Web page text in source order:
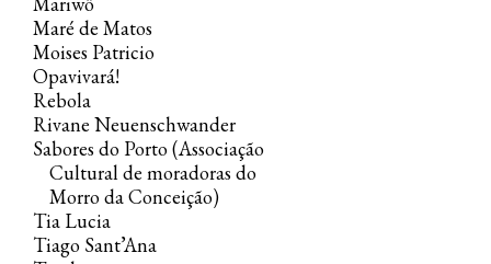
Maré de Matos
Moises Patricio
Opavivará!
Rebola
Rivane Neuenschwander
Sabores do Porto (Associação
Cultural de moradoras do
Morro da Conceição)
Tia Lucia
Tiago Sant’Ana
Agora’ apresenta em pares onze obras já
apresentadas no Solar com curadoria do
irmão Bernardo Mosqueira e convidadxs
ao lado de onze obras inéditas.
Convocamos aqui, a força da contradição,
dos opostos que caminham juntos, da
dualidade, diversidade e multiplicidade